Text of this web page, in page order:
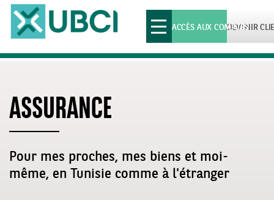
Toggle
navigationDEVENIR
ACCÈS AUX COMPTES
ASSURANCE
Pour mes proches, mes biens et moi-
même, en Tunisie comme à l'étranger